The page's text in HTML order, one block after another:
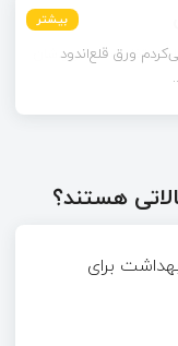
بیشتر
بیشتر
ورق قلع‌اندود
بیشتر
بیشتر
بیشتر
بیشتر
هستند؟
برای